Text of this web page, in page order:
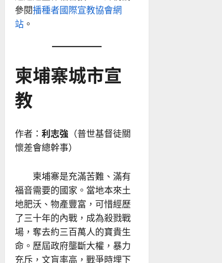
參閱播種者國際宣教協會網
站 。
柬埔寨城市宣
教
作者： 利志強 （普世基督徒關
懷差會總幹事）
柬埔寨是充滿苦難、滿有
福音需要的國家。當地本來土
地肥沃、物產豐富，可惜經歷
了三十年的內戰，成為殺戮戰
場，奪去約三百萬人的寶貴生
命。歷屆政府壟斷大權，暴力
充斥，文盲率高，戰爭時埋下